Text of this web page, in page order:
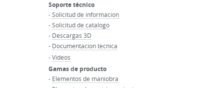
Soporte técnico
-Solicitud de informacion
-Solicitud de catalogo
- Descargas 3D
- Documentacion tecnica
-Videos
Gamas de producto
- Elementos de maniobra